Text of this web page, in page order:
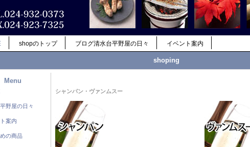
shopのトップ ブログ清水台平野屋の日々 イベント案内
shoping
Menu
野屋の日々
案内
の商品
シャンパン・ヴァンムスー